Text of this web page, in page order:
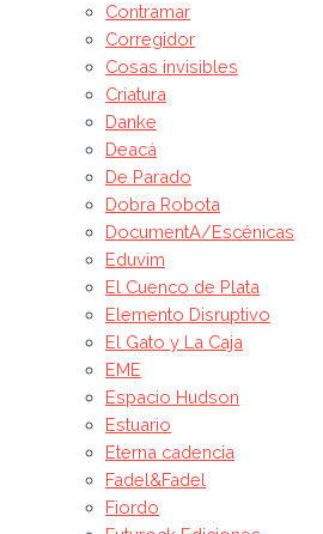
Contramar
Corregidor
Cosas invisibles
Criatura
Danke
Deacá
De Parado
Dobra Robota
DocumentA/Escénicas
Eduvim
El Cuenco de Plata
Elemento Disruptivo
El Gato y La Caja
EME
Espacio Hudson
Estuario
Eterna cadencia
Fadel&Fadel
Fiordo